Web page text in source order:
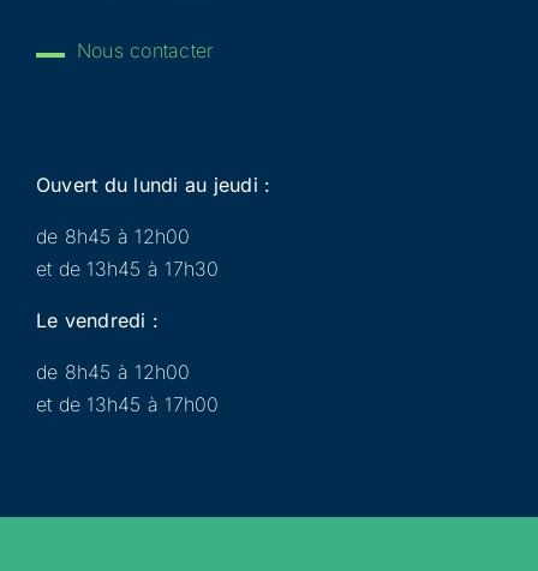
Nous contacter
Ouvert du lundi au jeudi :
de 8h45 à 12h00
et de 13h45 à 17h30
Le vendredi :
de 8h45 à 12h00
et de 13h45 à 17h00